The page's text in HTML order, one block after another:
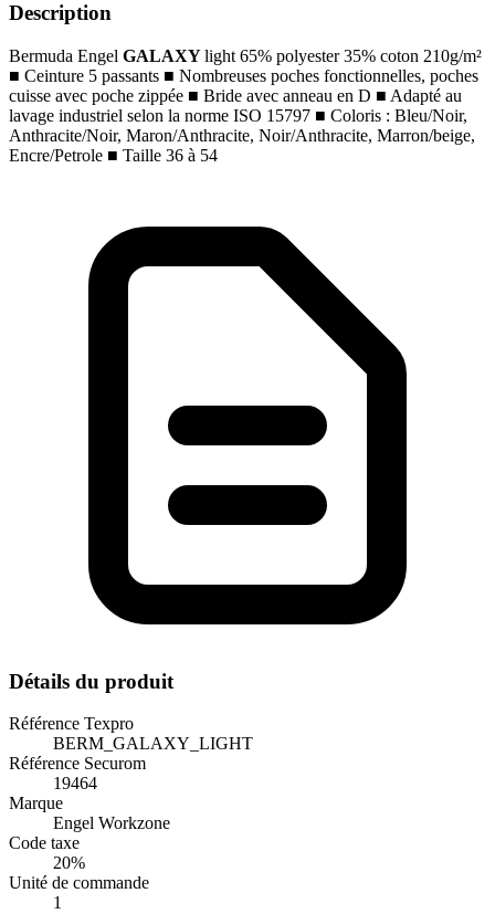
Description
Bermuda Engel GALAXYlight 65% polyester 35% coton 210g/m²
■ Ceinture 5 passants ■ Nombreuses poches fonctionnelles, poches
cuisse avec poche zippée ■ Bride avec anneau en D ■ Adapté au
lavage industriel selon la norme ISO 15797 ■ Coloris : Bleu/Noir,
Anthracite/Noir, Maron/Anthracite, Noir/Anthracite, Marron/beige,
Encre/Petrole ■ Taille 36 à 54
Détails du produit
Référence Texpro
BERM_GALAXY_LIGHT
Référence Securom
19464
Marque
Engel Workzone
Code taxe
20%
Unité de commande
1